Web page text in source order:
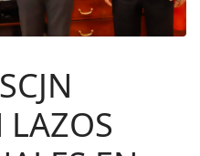
LAZOS